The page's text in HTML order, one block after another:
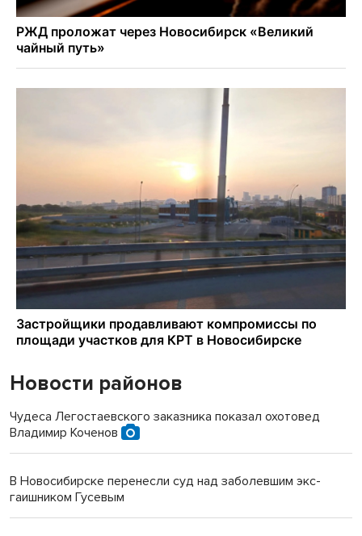
Новости районов
Чудеса Легостаевского заказника показал охотовед
Владимир Коченов
В Новосибирске перенесли суд над заболевшим экс-
гаишником Гусевым